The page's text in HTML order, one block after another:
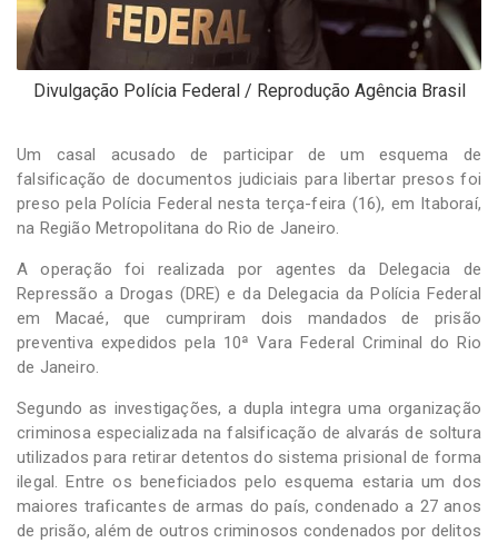
Divulgação Polícia Federal / Reprodução Agência Brasil
Um casal acusado de participar de um esquema de
falsificação de documentos judiciais para libertar presos foi
preso pela Polícia Federal nesta terça-feira (16), em Itaboraí,
na Região Metropolitana do Rio de Janeiro.
A operação foi realizada por agentes da Delegacia de
Repressão a Drogas (DRE) e da Delegacia da Polícia Federal
em Macaé, que cumpriram dois mandados de prisão
preventiva expedidos pela 10ª Vara Federal Criminal do Rio
de Janeiro.
Segundo as investigações, a dupla integra uma organização
criminosa especializada na falsificação de alvarás de soltura
utilizados para retirar detentos do sistema prisional de forma
ilegal. Entre os beneficiados pelo esquema estaria um dos
maiores traficantes de armas do país, condenado a 27 anos
de prisão, além de outros criminosos condenados por delitos